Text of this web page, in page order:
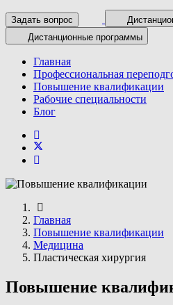
Задать вопрос
Дистанционные программы
Главная
Профессиональная
Повышение квалификации
Рабочие специальности
Блог
Главная
Повышение квалификации
Медицина
Пластическая хирургия
Повышение